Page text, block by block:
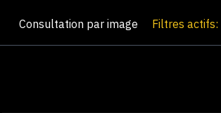
Consultation par image Filtres